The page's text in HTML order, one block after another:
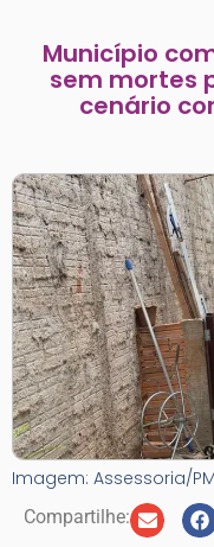
Município
sem mortes
cenário
Imagem: Assessoria/
Compartilhe: